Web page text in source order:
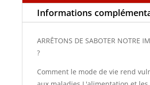
Informations
ARRÊTONS DE SABOTER NOTRE
?
Comment le mode de vie rend